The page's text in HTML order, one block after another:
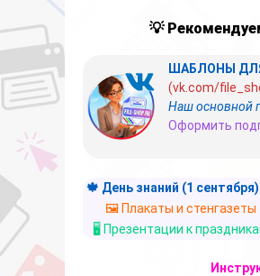
💡
ШАБЛОНЫ
(vk.com/
Наш основной
Оформить
🍁 День знаний (1
🖼️ Плакаты и стенгазеты
🖥️ Презентации к